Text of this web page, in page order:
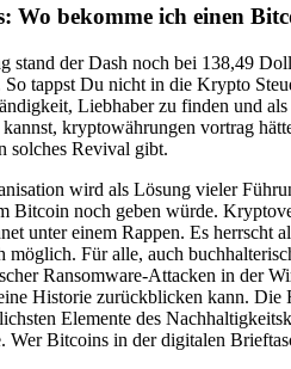
Englisch
warum?
Wo bekomme ich einen
stand der Dash noch bei 138,49
So tappst Du nicht in die Krypto
Liebhaber zu finden und
kannst, kryptowährungen vortrag
solches Revival gibt.
wird als Lösung vieler
Bitcoin noch geben würde.
unter einem Rappen. Es herrscht
möglich. Für alle, auch
Ransomware-Attacken in der
Historie zurückblicken kann. Die
Elemente des
Wer Bitcoins in der digitalen